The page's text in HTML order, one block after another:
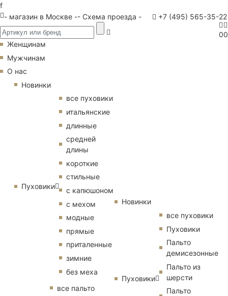
f
- магазин в Москве -- Схема проезда - +7 (495) 565-35-22
00
Женщинам
Мужчинам
О нас
Новинки
Пуховики
все пуховики
итальянские
длинные
средней
длины
короткие
стильные
с капюшоном
с мехом
модные
прямые
приталенные
зимние
без меха
все пальто
Новинки
Пуховики
все пуховики
Пуховики
Пальто
демисезонные
Пальто из
шерсти
Пальто